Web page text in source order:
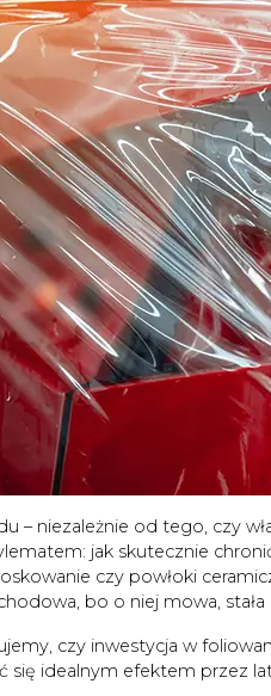
– niezależnie od tego, czy
jak skutecznie
czy powłoki
bo o niej mowa,
czy inwestycja w
się idealnym efektem przez